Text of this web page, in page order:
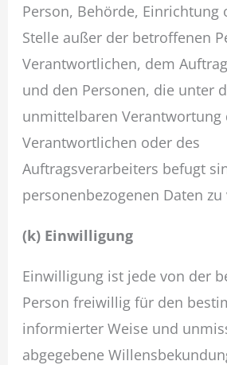
Person, Behörde, Einrichtung
Stelle außer der betroffenen
Verantwortlichen, dem
und den Personen, die unter
unmittelbaren Verantwortung
Verantwortlichen oder des
Auftragsverarbeiters befugt
personenbezogenen Daten
(k) Einwilligung
Einwilligung ist jede von der
Person freiwillig für den
informierter Weise und
abgegebene